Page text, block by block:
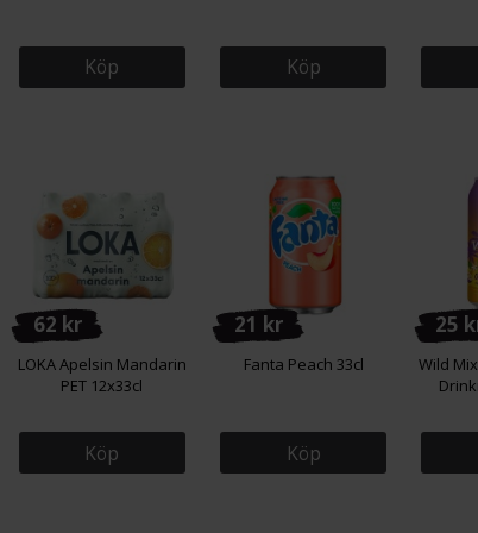
Köp Köp
62 kr
LOKA Apelsin Mandarin
PET 12x33cl
Köp
21 kr
Fanta Peach 33cl
Köp
25
Wild